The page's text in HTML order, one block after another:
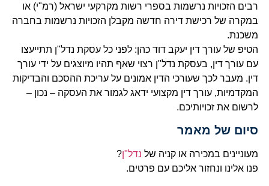
רבים הזכויות נרשמות בספרי רשות מקרקעי ישראל (רמ"י) או
במקרה של רכישת דירה חדשה מקבלן הזכויות נרשמות בחברה
משכנת.
הטיפ של עורך דין יעקב דוד כהן: לפני כל עסקת נדל"ן תתייעצו
עם עורך דין, בעסקת נדל"ן רצוי שאף תהיו מיוצגים על ידי עורך
דין. מעבר לכך שעורכי הדין אמונים על עריכת ההסכם והבדיקות
המקדמיות, עורך דין מקצועי ידאג לגמור את העסקה – נכון –
לרשום את זכויותיכם.
סיום של מאמר
מעוניינים במכירה או קניה של נדל"ן?
פנו אלינו ונחזור אליכם עם פרטים.